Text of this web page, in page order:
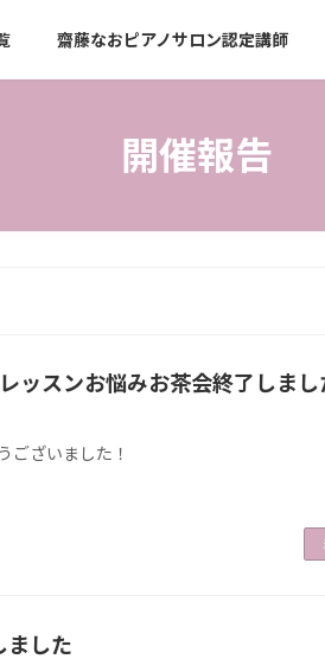
齋藤なおピアノサロン認定講師
開催報告
ッスンお悩みお茶会終了しまし
ございました！
ました